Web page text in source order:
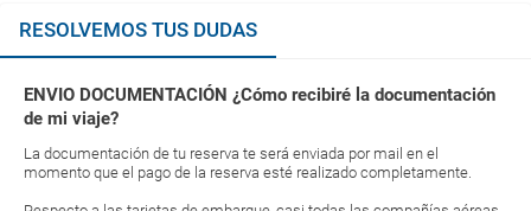
RESOLVEMOS TUS DUDAS
ENVIO DOCUMENTACIÓN ¿Cómo recibiré la documentación
de mi viaje?
La documentación de tu reserva te será enviada por mail en el
momento que el pago de la reserva esté realizado completamente.